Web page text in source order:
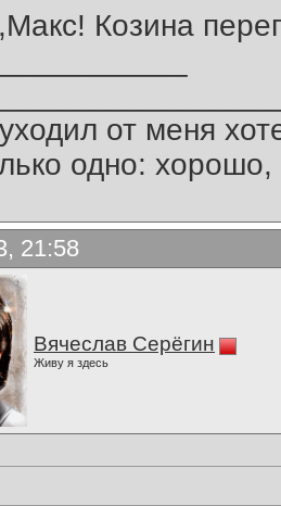
Козина
от меня
одно:
21:58
Вячеслав Серёгин
Живу я здесь